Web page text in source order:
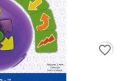
favorite_border